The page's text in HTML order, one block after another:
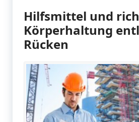
Hilfsmittel und
Körperhaltung
Rücken